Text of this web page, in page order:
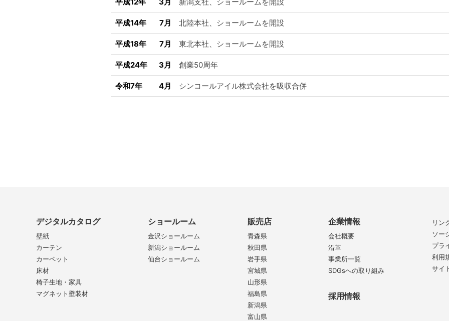
平成14年 7月 北陸本社、ショールームを開設
平成18年 7月 東北本社、ショールームを開設
平成24年 3月 創業50周年
令和7年 4月 シンコールアイル株式会社を吸収合併
デジタルカタログ
壁紙
カーテン
カーペット
床材
椅子生地・家具
マグネット壁装材
ショールーム
金沢ショールーム
新潟ショールーム
仙台ショールーム
販売店
青森県
秋田県
岩手県
宮城県
山形県
福島県
新潟県
富山県
企業情報
会社概要
沿革
事業所一覧
SDGsへの取り組み
採用情報
リン
ソー
プラ
利用
サイ